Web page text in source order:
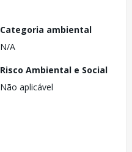
Categoria ambiental
N/A
Risco Ambiental e Social
Não aplicável